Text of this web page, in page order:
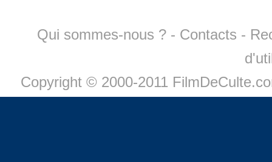
Qui sommes-nous ? - Contacts -
Copyright © 2000-2011